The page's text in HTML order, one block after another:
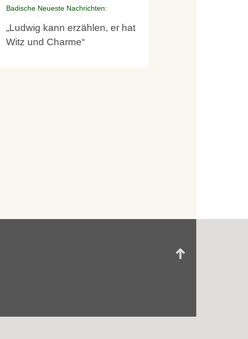
Badische Neueste Nachrichten:
„Ludwig kann erzählen, er hat
Witz und Charme“